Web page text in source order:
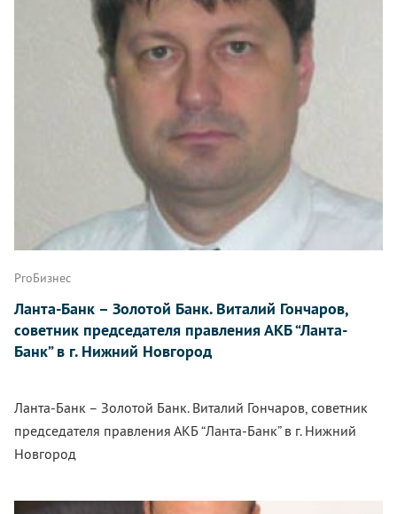
ProБизнес
Ланта-Банк – Золотой Банк. Виталий Гончаров,
советник председателя правления АКБ “Ланта-
Банк” в г. Нижний Новгород
Ланта-Банк – Золотой Банк. Виталий Гончаров, советник
председателя правления АКБ “Ланта-Банк” в г. Нижний
Новгород